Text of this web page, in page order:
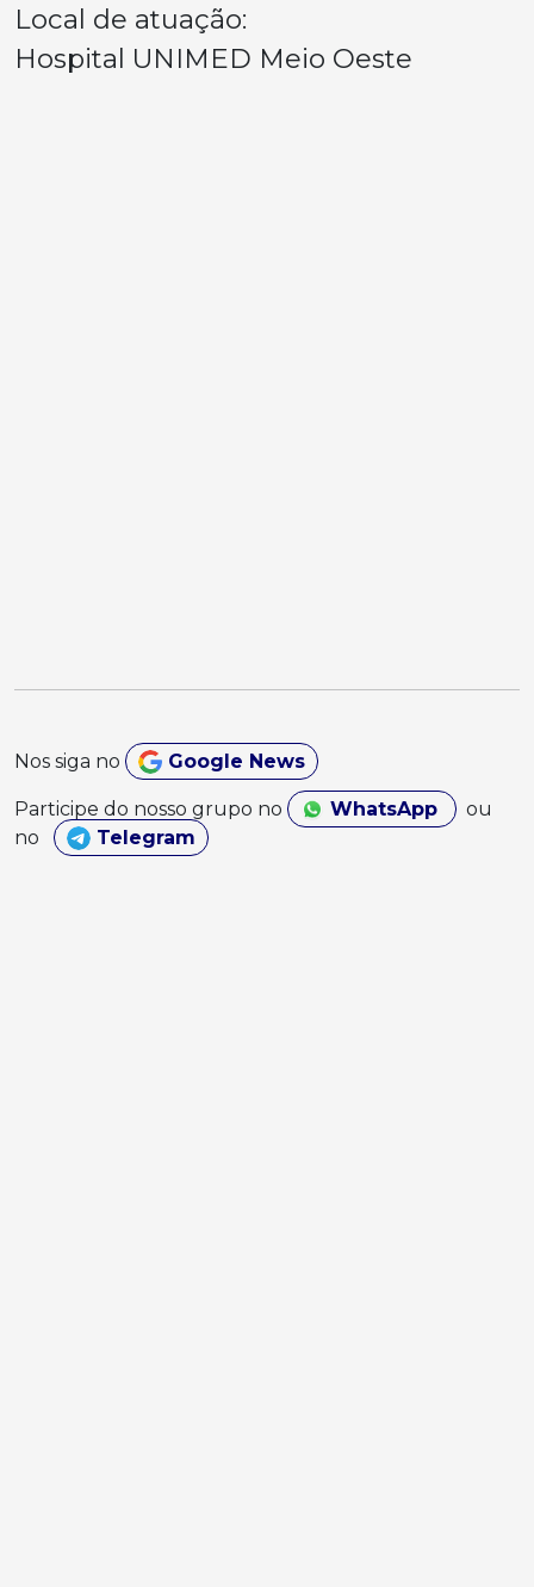
Local de atuação:
Hospital UNIMED Meio Oeste
Nos siga no Google News
Participe do nosso grupo no WhatsApp
ou
no
Telegram